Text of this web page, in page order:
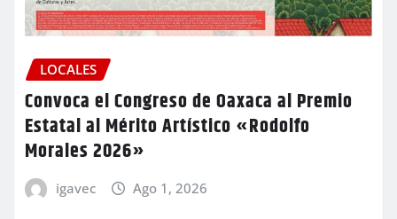
LOCALES
Convoca el Congreso de Oaxaca al Premio
Estatal al Mérito Artístico «Rodolfo
Morales 2026»
igavec Ago 1, 2026